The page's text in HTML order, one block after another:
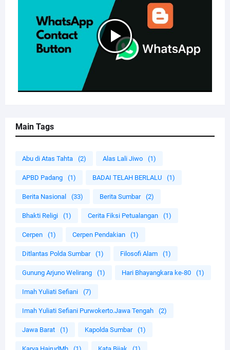
Main Tags
Abu di Atas Tahta (2) Alas Lali Jiwo (1)
APBD Padang (1) BADAI TELAH BERLALU (1)
Berita Nasional (33) Berita Sumbar (2)
Bhakti Religi (1) Cerita Fiksi Petualangan (1)
Cerpen (1) Cerpen Pendakian (1)
Ditlantas Polda Sumbar (1) Filosofi Alam (1)
Gunung Arjuno Welirang (1) Hari Bhayangkara ke-80 (1)
Imah Yuliati Sefiani (7)
Imah Yuliati Sefiani Purwokerto.Jawa Tengah (2)
Jawa Barat (1) Kapolda Sumbar (1)